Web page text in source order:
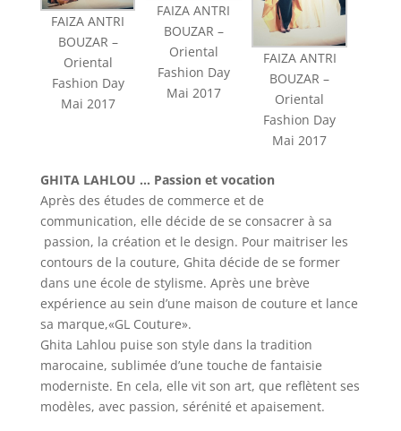
FAIZA ANTRI
BOUZAR –
Oriental
Fashion Day
Mai 2017
FAIZA ANTRI
BOUZAR –
Oriental
Fashion Day
Mai 2017
FAIZA ANTRI
BOUZAR –
Oriental
Fashion Day
Mai 2017
GHITA LAHLOU … Passion et vocation
Après des études de commerce et de
communication, elle décide de se consacrer à sa
passion, la création et le design. Pour maitriser les
contours de la couture, Ghita décide de se former
dans une école de stylisme. Après une brève
expérience au sein d’une maison de couture et lance
sa marque,«GL Couture».
Ghita Lahlou puise son style dans la tradition
marocaine, sublimée d’une touche de fantaisie
moderniste. En cela, elle vit son art, que reflètent ses
modèles, avec passion, sérénité et apaisement.